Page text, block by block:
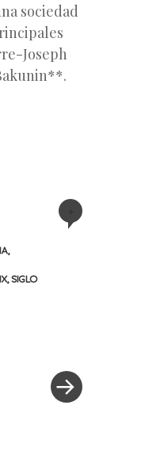
sociedad
Joseph
, SIGLO